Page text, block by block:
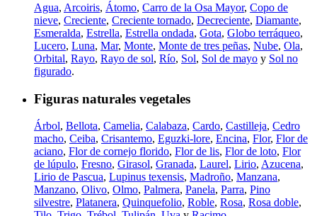
Agua, Arcoiris, Átomo, Carro de la Osa Mayor, Copo de
nieve, Creciente, Creciente tornado, Decreciente, Diamante,
Esmeralda, Estrella, Estrella ondada, Gota, Globo terráqueo,
Lucero, Luna, Mar, Monte, Monte de tres peñas, Nube, Ola,
Orbital, Rayo, Rayo de sol, Río, Sol, Sol de mayo y Sol no
figurado.
Figuras naturales vegetales
Árbol, Bellota, Camelia, Calabaza, Cardo, Castilleja, Cedro
macho, Ceiba, Crisantemo, Eguzki-lore, Encina, Flor, Flor de
aciano, Flor de cornejo florido, Flor de lis, Flor de loto, Flor
de lúpulo, Fresno, Girasol, Granada, Laurel, Lirio, Azucena,
Lirio de Pascua, Lupinus texensis, Madroño, Manzana,
Manzano, Olivo, Olmo, Palmera, Panela, Parra, Pino
silvestre, Platanera, Quinquefolio, Roble, Rosa, Rosa doble,